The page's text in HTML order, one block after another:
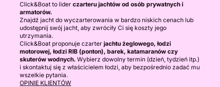
Click&Boat to lider czarteru jachtów od osób prywatnych i
armatorów.
Znajdź jacht do wyczarterowania w bardzo niskich cenach lub
udostępnij swój jacht, aby zwróciły Ci się koszty jego
utrzymania.
Click&Boat proponuje czarter jachtu żeglowego, łodzi
motorowej, łodzi RIB (ponton), barek, katamaranów czy
skuterów wodnych. Wybierz dowolny termin (dzień, tydzień itp.)
i skontaktuj się z właścicielem łodzi, aby bezpośrednio zadać mu
wszelkie pytania.
OPINIE KLIENTÓW